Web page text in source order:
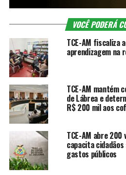
VOCÊ PODERÁ
TCE-AM fiscaliza
aprendizagem na
TCE-AM mantém
de Lábrea e
R$ 200 mil aos
TCE-AM abre
capacita
gastos públicos